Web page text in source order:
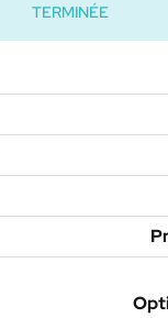
TERMINÉE